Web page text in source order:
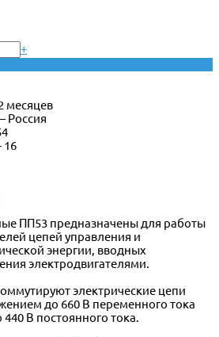
+
месяцев
Россия
16
ПП53 предназначены для работы
цепей управления и
энергии, вводных
электродвигателями.
электрические цепи
до 660 В переменного тока
440 В постоянного тока.